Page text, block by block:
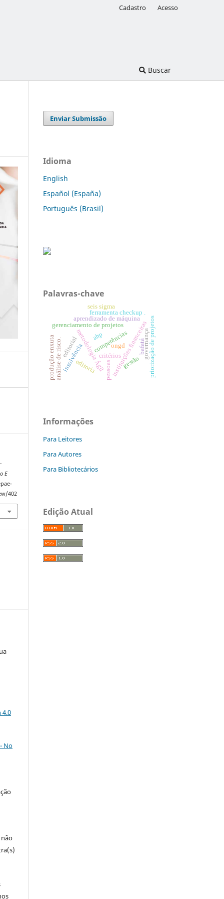
Buscar
Cadastro Acesso
E
402
4.0
No
Enviar Submissão
Idioma
English
Español (España)
Português (Brasil)
Palavras-chave
gerenciamento de projetos
metodologia Ágilcompetênciasinstituições financeiras
ahp priorização de projetos
ongd bafatá
critérios
insolvência
aprendizado de máquina
análise de risco.
ferramenta checkup .
produção enxuta
seis sigma
editorial
editoria gestão
governança
pessoas
Informações
Para Leitores
Para Autores
Para Bibliotecários
Edição Atual